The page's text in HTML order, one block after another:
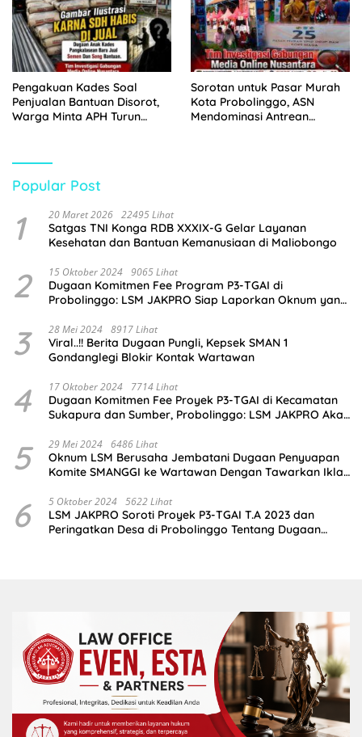
Pengakuan Kades Soal
Penjualan Bantuan Disorot,
Warga Minta APH Turun
Sorotan untuk Pasar Murah
Kota Probolinggo, ASN
Mendominasi Antrean
Popular Post
1 20 Maret 2026 22495 Lihat
Satgas TNI Konga RDB XXXIX-G Gelar Layanan
Kesehatan dan Bantuan Kemanusiaan di Maliobongo
2 15 Oktober 2024 9065 Lihat
Dugaan Komitmen Fee Program P3-TGAI di
Probolinggo: LSM JAKPRO Siap Laporkan Oknum yang
3 28 Mei 2024 8917 Lihat
Viral..!! Berita Dugaan Pungli, Kepsek SMAN 1
Gondanglegi Blokir Kontak Wartawan
4 17 Oktober 2024 7714 Lihat
Dugaan Komitmen Fee Proyek P3-TGAI di Kecamatan
Sukapura dan Sumber, Probolinggo: LSM JAKPRO Akan
5 29 Mei 2024 6486 Lihat
Oknum LSM Berusaha Jembatani Dugaan Penyuapan
Komite SMANGGI ke Wartawan Dengan Tawarkan Iklan
6 5 Oktober 2024 5622 Lihat
LSM JAKPRO Soroti Proyek P3-TGAI T.A 2023 dan
Peringatkan Desa di Probolinggo Tentang Dugaan